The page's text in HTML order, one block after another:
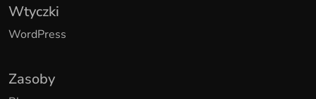
Wtyczki
WordPress
Zasoby